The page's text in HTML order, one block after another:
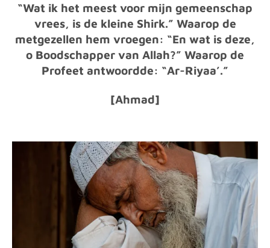
“Wat ik het meest voor mijn gemeenschap
vrees, is de kleine Shirk.” Waarop de
metgezellen hem vroegen: “En wat is deze,
o Boodschapper van Allah?” Waarop de
Profeet antwoordde: “Ar-Riyaa’.”
[Ahmad]